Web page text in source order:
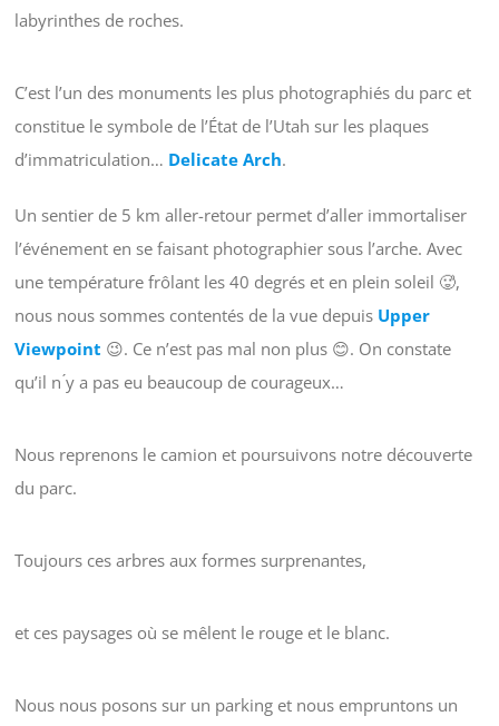
labyrinthes de roches.
C’est l’un des monuments les plus photographiés du parc et
constitue le symbole de l’État de l’Utah sur les plaques
d’immatriculation… Delicate Arch.
Un sentier de 5 km aller-retour permet d’aller immortaliser
l’événement en se faisant photographier sous l’arche. Avec
une température frôlant les 40 degrés et en plein soleil 🥵,
nous nous sommes contentés de la vue depuis Upper
Viewpoint 😉. Ce n’est pas mal non plus 😊. On constate
qu’il n ́y a pas eu beaucoup de courageux…
Nous reprenons le camion et poursuivons notre découverte
du parc.
Toujours ces arbres aux formes surprenantes,
et ces paysages où se mêlent le rouge et le blanc.
Nous nous posons sur un parking et nous empruntons un